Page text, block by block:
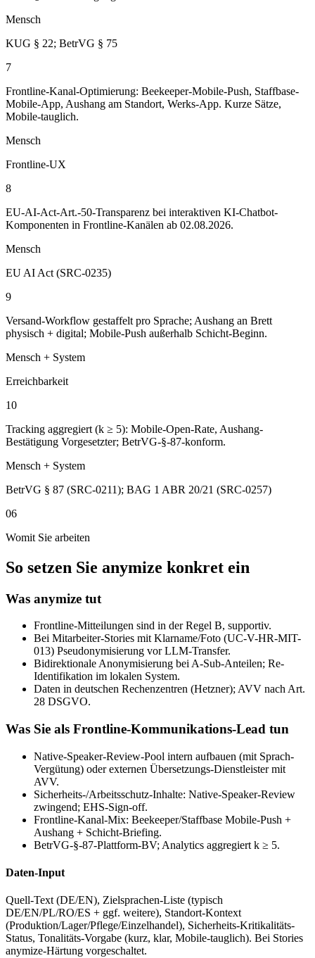
Mensch
KUG § 22; BetrVG § 75
7
Frontline-Kanal-Optimierung: Beekeeper-Mobile-Push, Staffbase-
Mobile-App, Aushang am Standort, Werks-App. Kurze Sätze,
Mobile-tauglich.
Mensch
Frontline-UX
8
EU-AI-Act-Art.-50-Transparenz bei interaktiven KI-Chatbot-
Komponenten in Frontline-Kanälen ab 02.08.2026.
Mensch
EU AI Act (SRC-0235)
9
Versand-Workflow gestaffelt pro Sprache; Aushang an Brett
physisch + digital; Mobile-Push außerhalb Schicht-Beginn.
Mensch + System
Erreichbarkeit
10
Tracking aggregiert (k ≥ 5): Mobile-Open-Rate, Aushang-
Bestätigung Vorgesetzter; BetrVG-§-87-konform.
Mensch + System
BetrVG § 87 (SRC-0211); BAG 1 ABR 20/21 (SRC-0257)
06
Womit Sie arbeiten
So setzen Sie anymize konkret ein
Was anymize tut
Frontline-Mitteilungen sind in der Regel B, supportiv.
Bei Mitarbeiter-Stories mit Klarname/Foto (UC-V-HR-MIT-
013) Pseudonymisierung vor LLM-Transfer.
Bidirektionale Anonymisierung bei A-Sub-Anteilen; Re-
Identifikation im lokalen System.
Daten in deutschen Rechenzentren (Hetzner); AVV nach Art.
28 DSGVO.
Was Sie als Frontline-Kommunikations-Lead tun
Native-Speaker-Review-Pool intern aufbauen (mit Sprach-
Vergütung) oder externen Übersetzungs-Dienstleister mit
AVV.
Sicherheits-/Arbeitsschutz-Inhalte: Native-Speaker-Review
zwingend; EHS-Sign-off.
Frontline-Kanal-Mix: Beekeeper/Staffbase Mobile-Push +
Aushang + Schicht-Briefing.
BetrVG-§-87-Plattform-BV; Analytics aggregiert k ≥ 5.
Daten-Input
Quell-Text (DE/EN), Zielsprachen-Liste (typisch
DE/EN/PL/RO/ES + ggf. weitere), Standort-Kontext
(Produktion/Lager/Pflege/Einzelhandel), Sicherheits-Kritikalitäts-
Status, Tonalitäts-Vorgabe (kurz, klar, Mobile-tauglich). Bei Stories
anymize-Härtung vorgeschaltet.